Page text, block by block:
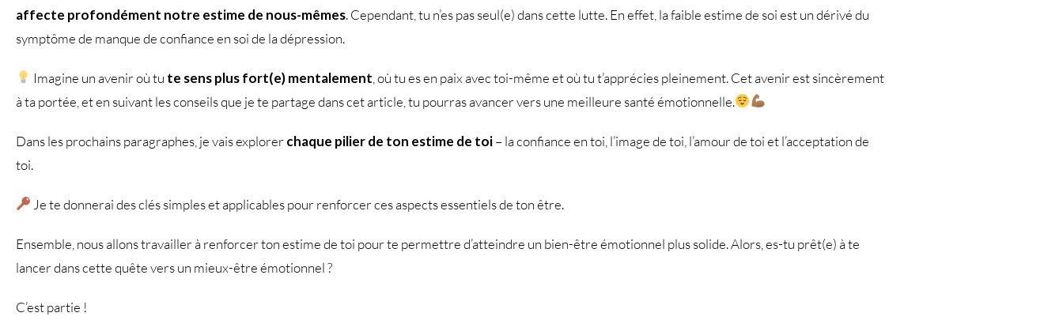
affecte profondément notre estime de nous-mêmes. Cependant, tu n’es pas seul(e) dans cette lutte. En effet, la faible estime de soi est un dérivé du
symptôme de manque de confiance en soi de la dépression.
Imagine un avenir où tu te sens plus fort(e) mentalement , où tu es en paix avec toi-même et où tu t’apprécies pleinement. Cet avenir est sincèrement
à ta portée, et en suivant les conseils que je te partage dans cet article, tu pourras avancer vers une meilleure santé émotionnelle.
Dans les prochains paragraphes, je vais explorerchaque pilier de ton estime de toi– la confiance en toi, l’image de toi, l’amour de toi et l’acceptation de
toi.
Je te donnerai des clés simples et applicables pour renforcer ces aspects essentiels de ton être.
Ensemble, nous allons travailler à renforcer ton estime de toi pour te permettre d’atteindre un bien-être émotionnel plus solide. Alors, es-tu prêt(e) à te
lancer dans cette quête vers un mieux-être émotionnel ?
C’est partie !